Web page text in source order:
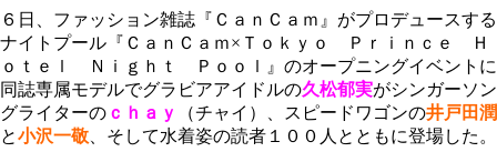
６日、ファッション雑誌『ＣａｎＣａｍ』がプロデュースする
ナイトプール『ＣａｎＣａｍ×Ｔｏｋｙｏ Ｐｒｉｎｃｅ Ｈ
ｏｔｅｌ Ｎｉｇｈｔ Ｐｏｏｌ』のオープニングイベントに
同誌専属モデルでグラビアアイドルの久松郁実がシンガーソン
グライターの ｃｈａｙ （チャイ）、スピードワゴンの井戸田潤
と小沢一敬 、そして水着姿の読者１００人とともに登場した。